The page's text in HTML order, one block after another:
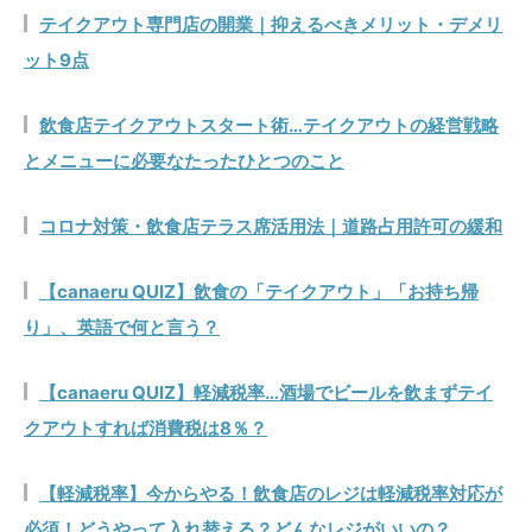
テイクアウト専門店の開業｜抑えるべきメリット・デメリ
ット9点
飲食店テイクアウトスタート術…テイクアウトの経営戦略
とメニューに必要なたったひとつのこと
コロナ対策・飲食店テラス席活用法｜道路占用許可の緩和
【canaeru QUIZ】飲食の「テイクアウト」「お持ち帰
り」、英語で何と言う？
【canaeru QUIZ】軽減税率…酒場でビールを飲まずテイ
クアウトすれば消費税は8％？
【軽減税率】今からやる！飲食店のレジは軽減税率対応が